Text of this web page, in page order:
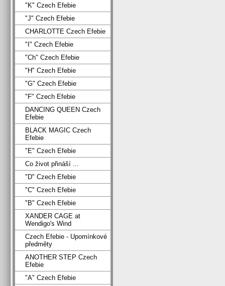
"K" Czech Efebie
"J" Czech Efebie
CHARLOTTE Czech Efebie
"I" Czech Efebie
"Ch" Czech Efebie
"H" Czech Efebie
"G" Czech Efebie
"F" Czech Efebie
DANCING QUEEN Czech
Efebie
BLACK MAGIC Czech
Efebie
"E" Czech Efebie
Co život přináší ...
"D" Czech Efebie
"C" Czech Efebie
"B" Czech Efebie
XANDER CAGE at
Wendigo's Wind
Czech Efebie - Upomínkové
předměty
ANOTHER STEP Czech
Efebie
"A" Czech Efebie